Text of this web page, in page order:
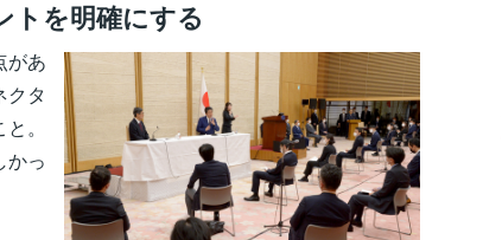
トを明確にする
があ
クタ
。
かっ